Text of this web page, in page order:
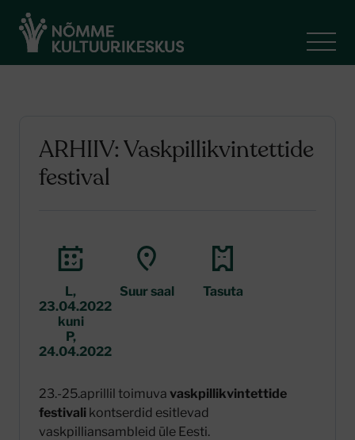
ARHIIV: Vaskpillikvintettide
festival
L,
23.04.2022
kuni
P,
24.04.2022
Suur saal Tasuta
23.-25.aprillil toimuva vaskpillikvintettide
festivali kontserdid esitlevad
vaskpilliansambleid üle Eesti.